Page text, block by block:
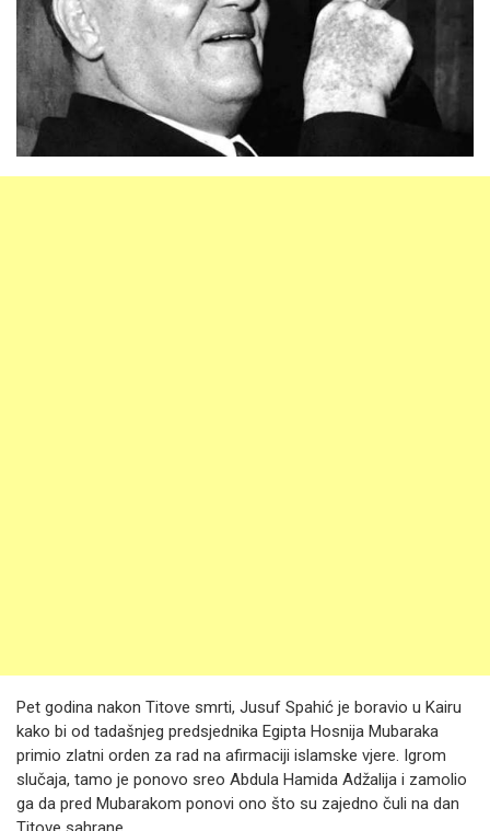
Pet godina nakon Titove smrti, Jusuf Spahić je boravio u Kairu
kako bi od tadašnjeg predsjednika Egipta Hosnija Mubaraka
primio zlatni orden za rad na afirmaciji islamske vjere. Igrom
slučaja, tamo je ponovo sreo Abdula Hamida Adžalija i zamolio
ga da pred Mubarakom ponovi ono što su zajedno čuli na dan